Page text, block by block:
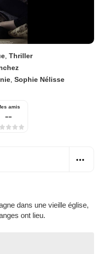
Thriller
Sophie Nélisse
amis
--
dans une vieille église,
ont lieu.